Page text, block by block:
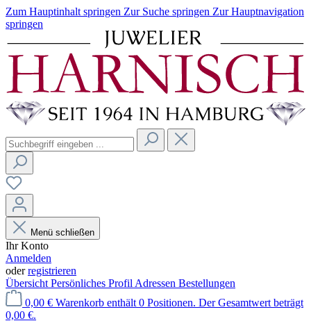
Zum Hauptinhalt springen Zur Suche springen Zur Hauptnavigation
springen
Menü schließen
Ihr Konto
Anmelden
oderregistrieren
Übersicht Persönliches Profil Adressen Bestellungen
0,00 € Warenkorb enthält 0 Positionen. Der Gesamtwert beträgt
0,00 €.